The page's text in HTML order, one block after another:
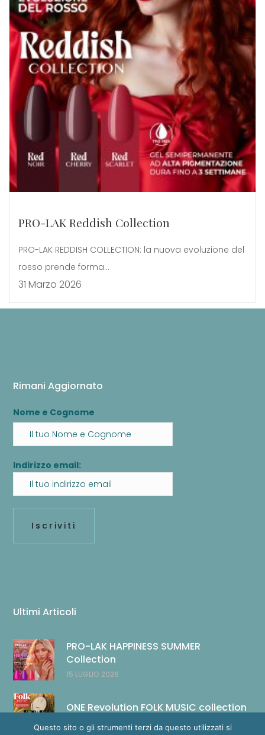
PRO-LAK Reddish Collection
PRO-LAK REDDISH COLLECTION: la nuova evoluzione del
rosso prende forma...
31 Marzo 2026
Rimani Aggiornato
Nome e Cognome
Indirizzo email:
Ultimi Articoli
15 LUGLIO 2026
PRO-LAK HAPPINESS SUMMER
Collection
14 LUGLIO 2026
ONE Revolution FOLK MUSIC collection
Questo sito o gli strumenti terzi da questo utilizzati si